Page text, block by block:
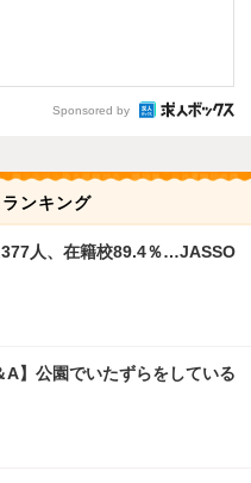
Sponsored by
ンキング
人、在籍校89.4％…JASSO
A】公園でいたずらをしている